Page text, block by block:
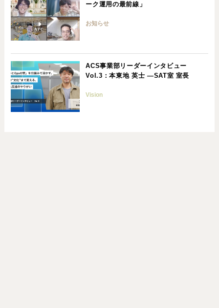
ーク運用の最前線」
お知らせ
ACS事業部リーダーインタビュー
Vol.3：本東地 英士 ―SAT室 室長
Vision